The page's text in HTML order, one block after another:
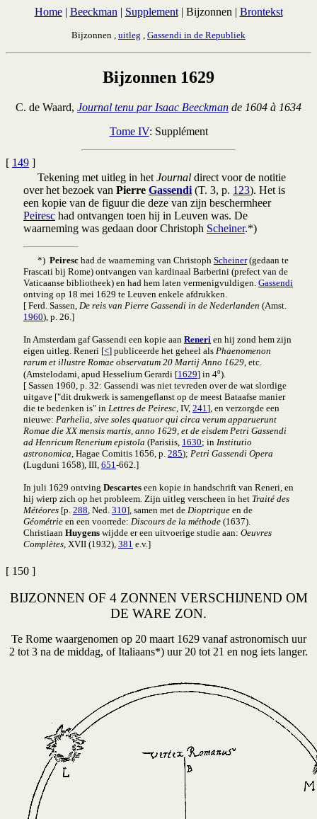
Home| Beeckman | Supplement| Bijzonnen | Brontekst
Bijzonnen , uitleg , Gassendi in de Republiek
Bijzonnen 1629
C. de Waard, Journal tenu par Isaac Beeckman de 1604 à 1634
Tome IV: Supplément
[ 149 ]
Tekening met uitleg in het Journal direct voor de notitie
over het bezoek van Pierre Gassendi (T. 3, p. 123). Het is
een kopie van de figuur die deze van zijn beschermheer
Peiresc had ontvangen toen hij in Leuven was. De
waarneming was gedaan door Christoph Scheiner.*)
*) Peiresc had de waarneming van Christoph Scheiner(gedaan te
Frascati bij Rome) ontvangen van kardinaal Barberini (prefect van de
Vaticaanse bibliotheek) en had hem laten vermenigvuldigen. Gassendi
ontving op 18 mei 1629 te Leuven enkele afdrukken.
[ Ferd. Sassen, De reis van Pierre Gassendi in de Nederlanden (Amst.
1960), p. 26.]
In Amsterdam gaf Gassendi een kopie aan Reneri en hij zond hem zijn
eigen uitleg. Reneri [<] publiceerde het geheel als Phaenomenon
rarum et illustre Romae observatum 20 Martij Anno 1629 , etc.
(Amstelodami, apud Hesselium Gerardi [1629] in 4o).
[ Sassen 1960, p. 32: Gassendi was niet tevreden over de wat slordige
uitgave ["dit drukwerk is samengeflanst op de meest Bataafse manier
die te bedenken is" in Lettres de Peiresc , IV, 241 ], en verzorgde een
nieuwe: Parhelia, sive soles quatuor qui circa verum apparuerunt
Romae die XX mensis martis, anno 1629, et de eisdem Petri Gassendi
ad Henricum Renerium epistola (Parisiis, 1630; in Institutio
astronomica , Hagae Comitis 1656, p. 285); Petri Gassendi Opera
(Lugduni 1658), III, 651 -662.]
In juli 1629 ontving Descartes een kopie in handschrift van Reneri, en
hij wierp zich op het probleem. Zijn uitleg verscheen in het Traité des
Météores [p. 288 , Ned. 310], samen met de Dioptrique en de
Géométrie en een voorrede: Discours de la méthode (1637).
Christiaan Huygens wijdde er een uitvoerige studie aan: Oeuvres
Complètes , XVII (1932), 381 e.v.]
[ 150 ]
BIJZONNEN OF 4 ZONNEN VERSCHIJNEND OM
DE WARE ZON.
Te Rome waargenomen op 20 maart 1629 vanaf astronomisch uur
2 tot 3 na de middag, of Italiaans*) uur 20 tot 21 en nog iets langer.